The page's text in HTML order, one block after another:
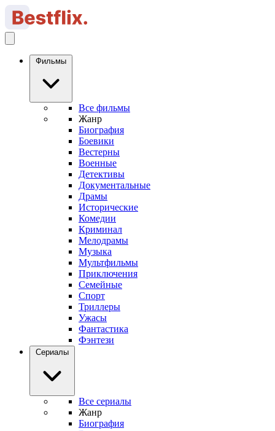
Фильмы
Все фильмы
Жанр
Биография
Боевики
Вестерны
Военные
Детективы
Документальные
Драмы
Исторические
Комедии
Криминал
Мелодрамы
Музыка
Мультфильмы
Приключения
Семейные
Спорт
Триллеры
Ужасы
Фантастика
Фэнтези
Сериалы
Все сериалы
Жанр
Биография